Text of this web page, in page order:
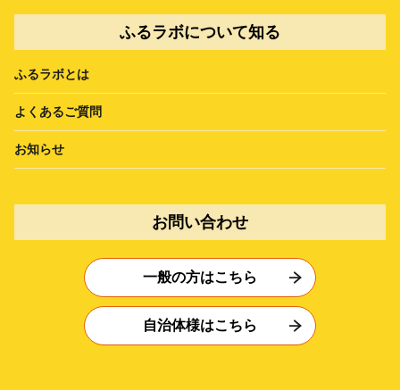
ふるラボについて知る
ふるラボとは
よくあるご質問
お知らせ
お問い合わせ
一般の方はこちら
自治体様はこちら